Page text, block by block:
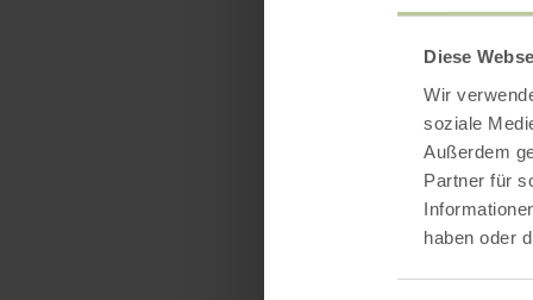
Diese
Wir
soziale
Außerdem
Partner für
haben oder